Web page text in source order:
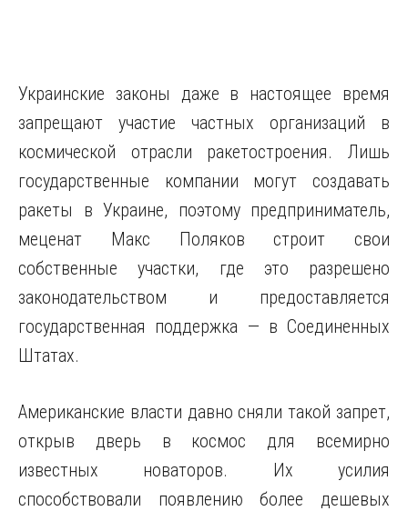
Украинские законы даже в настоящее время
запрещают участие частных организаций в
космической отрасли ракетостроения. Лишь
государственные компании могут создавать
ракеты в Украине, поэтому предприниматель,
меценат Макс Поляков строит свои
собственные участки, где это разрешено
законодательством и предоставляется
государственная поддержка — в Соединенных
Штатах.
Американские власти давно сняли такой запрет,
открыв дверь в космос для всемирно
известных новаторов. Их усилия
способствовали появлению более дешевых